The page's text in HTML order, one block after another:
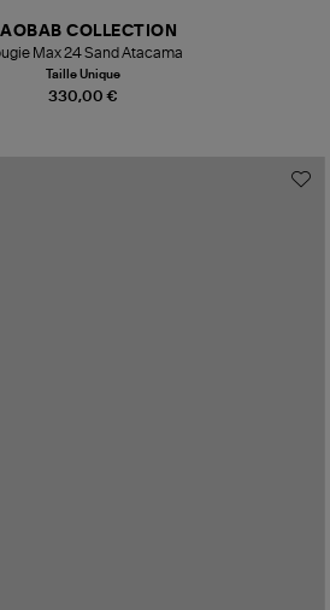
330,00 €
COLLECTION
Max 24 Sand Atacama
Taille Unique